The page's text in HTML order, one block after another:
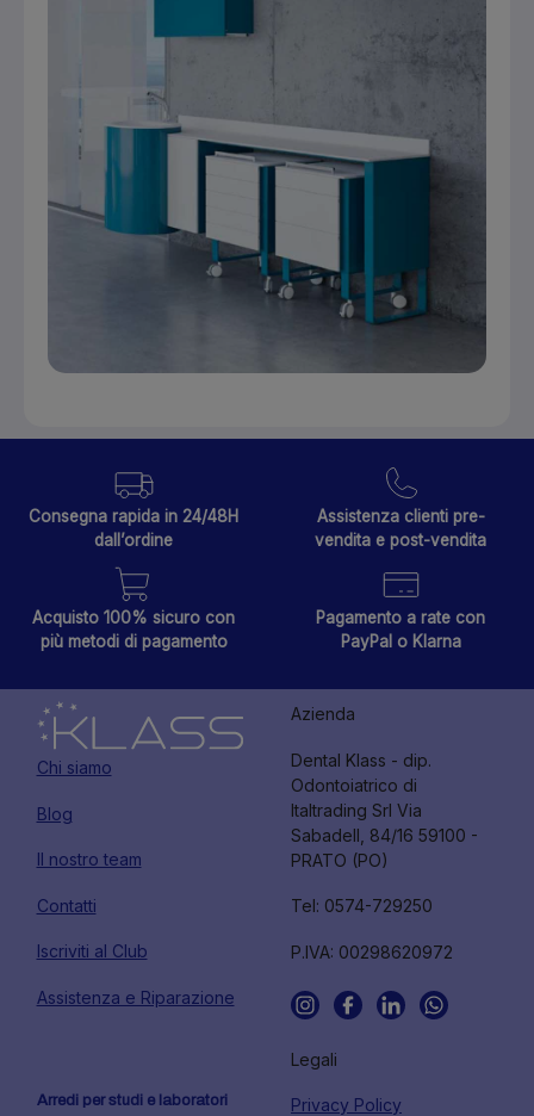
Consegna rapida in 24/48H
dall’ordine
Assistenza clienti pre-
vendita e post-vendita
Acquisto 100% sicuro con
più metodi di pagamento
Pagamento a rate con
PayPal o Klarna
Chi siamo
Blog
Il nostro team
Contatti
Iscriviti al Club
Assistenza e Riparazione
Azienda
Dental Klass - dip.
Odontoiatrico di
Italtrading Srl Via
Sabadell, 84/16 59100 -
PRATO (PO)
Tel: 0574-729250
P.IVA: 00298620972
Arredi per studi e laboratori
Legali
Privacy Policy